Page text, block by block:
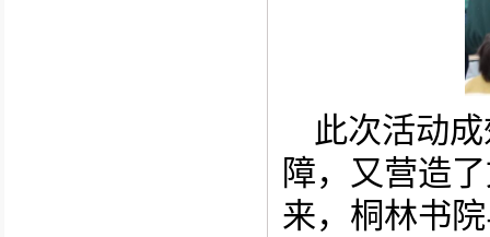
此次活动
障，又营造
来，桐林书